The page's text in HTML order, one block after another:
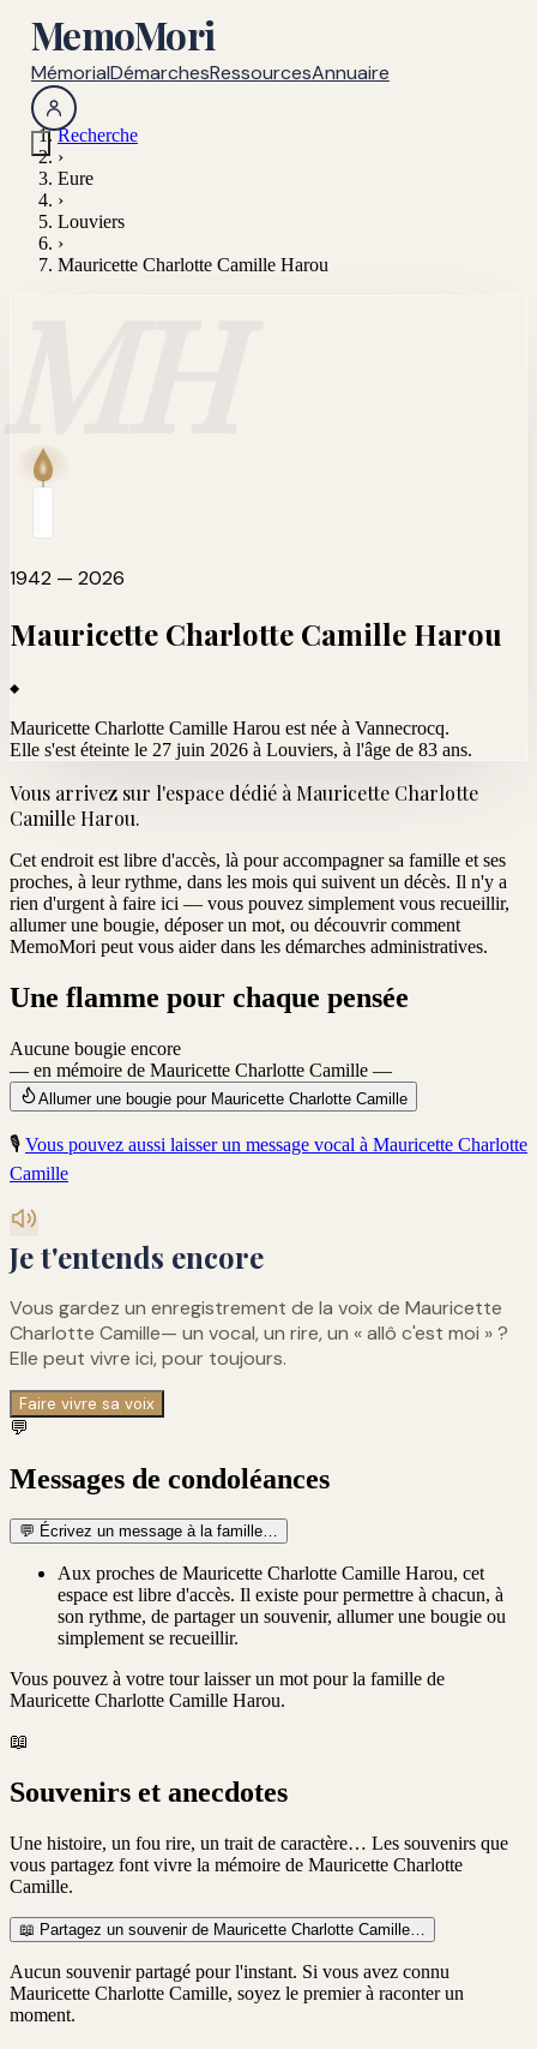
MemoMori
MémorialDémarchesRessourcesAnnuaire
Recherche
›
Eure
›
Louviers
›
Mauricette Charlotte Camille Harou
1942 — 2026
Mauricette Charlotte Camille Harou
Mauricette Charlotte Camille Harou est née à Vannecrocq.
Elle s'est éteinte le 27 juin 2026 à Louviers, à l'âge de 83 ans.
Vous arrivez sur l'espace dédié à Mauricette Charlotte
Camille Harou.
Cet endroit est libre d'accès, là pour accompagner sa famille et ses
proches, à leur rythme, dans les mois qui suivent un décès. Il n'y a
rien d'urgent à faire ici — vous pouvez simplement vous recueillir,
allumer une bougie, déposer un mot, ou découvrir comment
MemoMori peut vous aider dans les démarches administratives.
Une flamme pour chaque pensée
Aucune bougie encore
— en mémoire de Mauricette Charlotte Camille —
Allumer une bougie pour Mauricette Charlotte Camille
🎙️ Vous pouvez aussi laisser un message vocal à Mauricette Charlotte
Camille
Je t'entends encore
Vous gardez un enregistrement de la voix de Mauricette
Charlotte Camille— un vocal, un rire, un « allô c'est moi » ?
Elle peut vivre ici, pour toujours.
Faire vivre sa voix
💬
Messages de condoléances
💬 Écrivez un message à la famille…
Aux proches de Mauricette Charlotte Camille Harou, cet
espace est libre d'accès. Il existe pour permettre à chacun, à
son rythme, de partager un souvenir, allumer une bougie ou
simplement se recueillir.
Vous pouvez à votre tour laisser un mot pour la famille de
Mauricette Charlotte Camille Harou.
📖
Souvenirs et anecdotes
Une histoire, un fou rire, un trait de caractère… Les souvenirs que
vous partagez font vivre la mémoire de Mauricette Charlotte
Camille.
📖 Partagez un souvenir de Mauricette Charlotte Camille…
Aucun souvenir partagé pour l'instant. Si vous avez connu
Mauricette Charlotte Camille, soyez le premier à raconter un
moment.